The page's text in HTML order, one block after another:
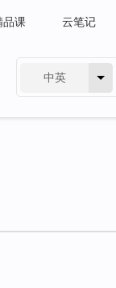
品课 云笔记
中英